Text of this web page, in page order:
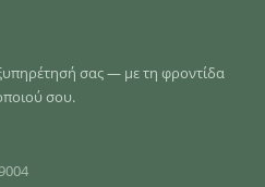
σας — με τη φροντίδα
σου.